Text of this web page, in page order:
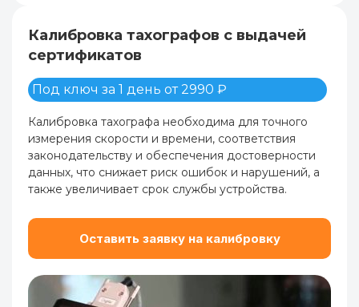
Калибровка тахографов с выдачей
сертификатов
Под ключ за 1 день от 2990 ₽
Калибровка тахографа необходима для точного
измерения скорости и времени, соответствия
законодательству и обеспечения достоверности
данных, что снижает риск ошибок и нарушений, а
также увеличивает срок службы устройства.
Оставить заявку на калибровку